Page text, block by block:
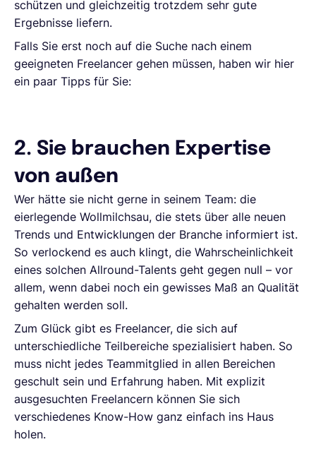
schützen und gleichzeitig trotzdem sehr gute
Ergebnisse liefern.
Falls Sie erst noch auf die Suche nach einem
geeigneten Freelancer gehen müssen, haben wir hier
ein paar Tipps für Sie:
2. Sie brauchen Expertise
von außen
Wer hätte sie nicht gerne in seinem Team: die
eierlegende Wollmilchsau, die stets über alle neuen
Trends und Entwicklungen der Branche informiert ist.
So verlockend es auch klingt, die Wahrscheinlichkeit
eines solchen Allround-Talents geht gegen null – vor
allem, wenn dabei noch ein gewisses Maß an Qualität
gehalten werden soll.
Zum Glück gibt es Freelancer, die sich auf
unterschiedliche Teilbereiche spezialisiert haben. So
muss nicht jedes Teammitglied in allen Bereichen
geschult sein und Erfahrung haben. Mit explizit
ausgesuchten Freelancern können Sie sich
verschiedenes Know-How ganz einfach ins Haus
holen.